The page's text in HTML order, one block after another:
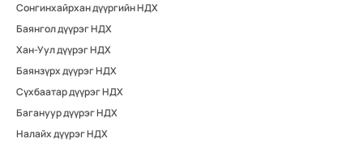
Сонгинхайрхан дүүргийн НДХ
Баянгол дүүрэг НДХ
Хан-Уул дүүрэг НДХ
Баянзүрх дүүрэг НДХ
Сүхбаатар дүүрэг НДХ
Багануур дүүрэг НДХ
Налайх дүүрэг НДХ